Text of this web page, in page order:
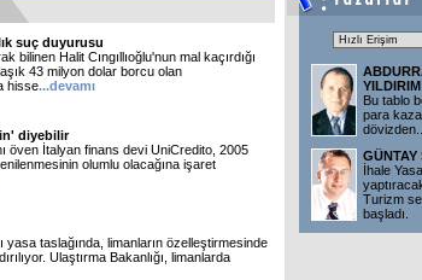
suç duyurusu
Halit Cıngıllıoğlu'nun mal kaçırdığı
43 milyon dolar borcu olan
hisse...devamı
diyebilir
öven İtalyan finans devi UniCredito, 2005
olumlu olacağına işaret
yasa taslağında, limanların özelleştirmesinde
Ulaştırma Bakanlığı, limanlarda
YILDIRIM
Bu tablo
para
dövizden
GÜNTAY
İhale
Turizm
başladı.